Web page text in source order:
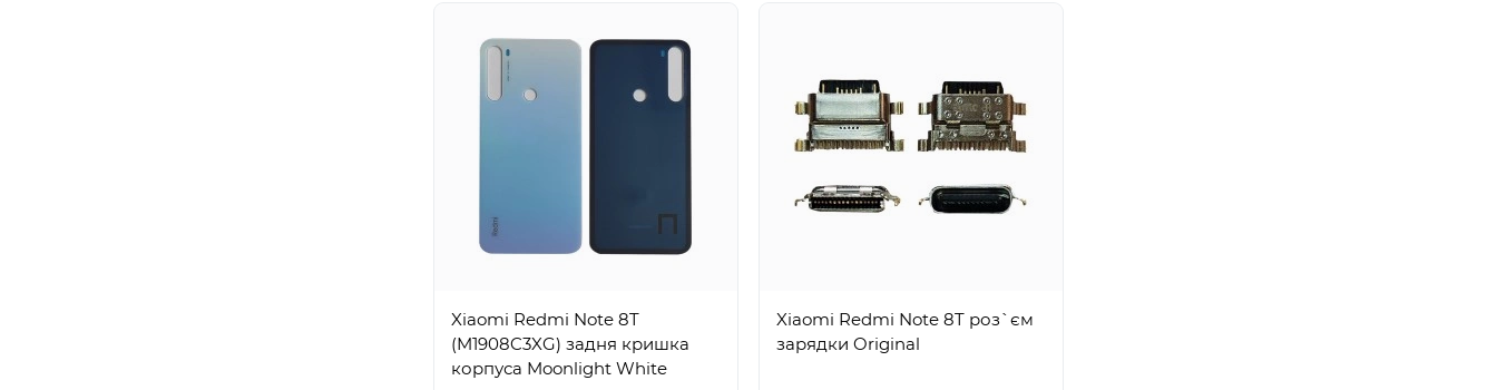
Xiaomi Redmi Note 8T
(M1908C3XG) задня кришка
корпуса Moonlight White
Xiaomi Redmi Note 8T роз`єм
зарядки Original